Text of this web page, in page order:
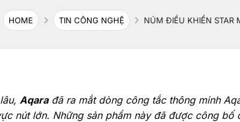
HOME TIN CÔNG NGHỆ NÚM ĐIỀU KHIỂN STAR
Aqarađã ra mắt dòng công tắc thông minh
nút lớn. Những sản phẩm này đã được công bố